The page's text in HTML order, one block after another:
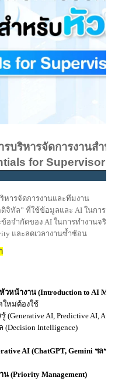
รบริหารจัดการงานสำ
for Supervisor
หารจัดการงานและทีมงาน
จิทัล” ที่ใช้ข้อมูลและ AI ในการท
จำกัดของ AI ในการทำงานจริง
และลดเวลางานซ้ำซ้อน
หน้างาน (Introduction to AI
หม่ต้องใช้
AI, Predictive AI,
Intelligence)
AI (ChatGPT, Gemini ฯลฯ)
(Priority Management)